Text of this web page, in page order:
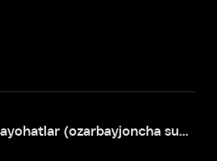
Bodo Borodo: Sayohatlar (ozarbayjoncha subtitrlar)